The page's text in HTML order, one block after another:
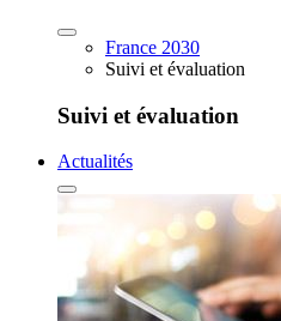
France 2030
Suivi et évaluation
Suivi et évaluation
Actualités